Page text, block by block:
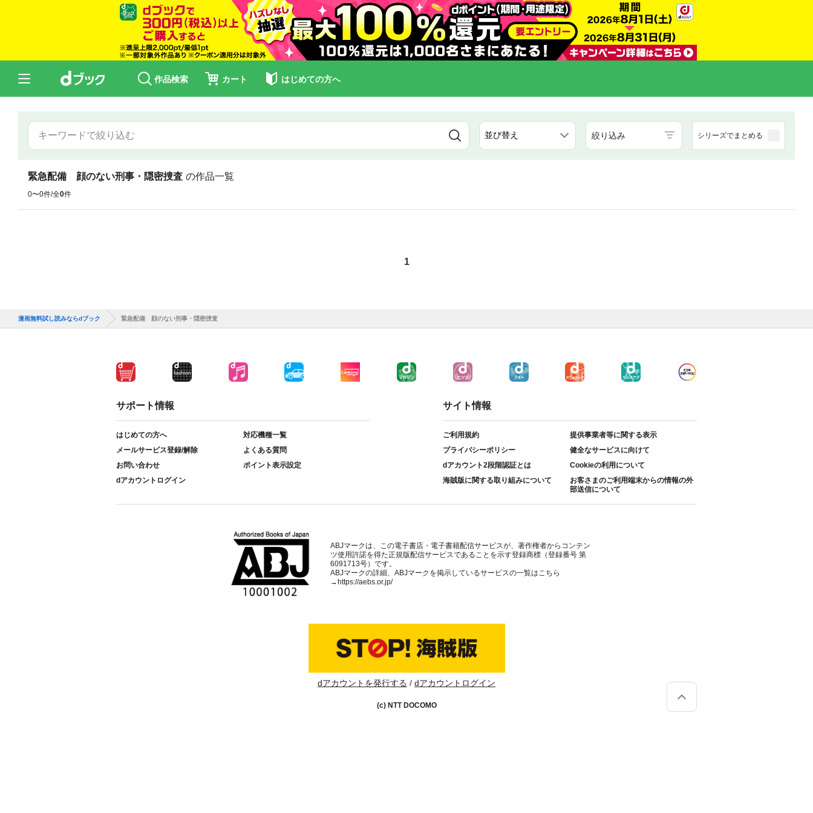
作品検索 カート はじめての方へ
絞り込み シリーズでまとめる
緊急配備 顔のない刑事・隠密捜査 の作品一覧
0〜0件/全0件
1
漫画無料試し読みならdブック 緊急配備 顔のない刑事・隠密捜査
サポート情報
はじめての方へ
対応機種一覧
メールサービス登録/解除
よくある質問
お問い合わせ
ポイント表示設定
dアカウントログイン
サイト情報
ご利用規約
提供事業者等に関する表示
プライバシーポリシー
健全なサービスに向けて
dアカウント2段階認証とは
Cookieの利用について
海賊版に関する取り組みについて
お客さまのご利用端末からの情報の外
部送信について
ABJマークは、この電子書店・電子書籍配信サービスが、著作権者からコンテン
ツ使用許諾を得た正規版配信サービスであることを示す登録商標（登録番号 第
6091713号）です。
ABJマークの詳細、ABJマークを掲示しているサービスの一覧はこちら
→ https://aebs.or.jp/
dアカウントを発行する dアカウントログイン
(c) NTT DOCOMO